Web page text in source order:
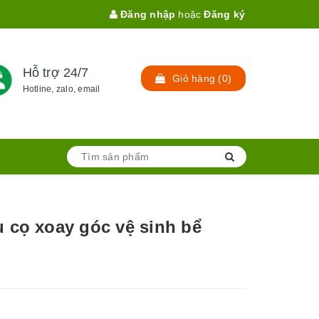
Đăng nhập hoặc Đăng ký
Hỗ trợ 24/7
Hotline, zalo, email
Giỏ hàng (0)
cọ xoay góc vệ sinh bể